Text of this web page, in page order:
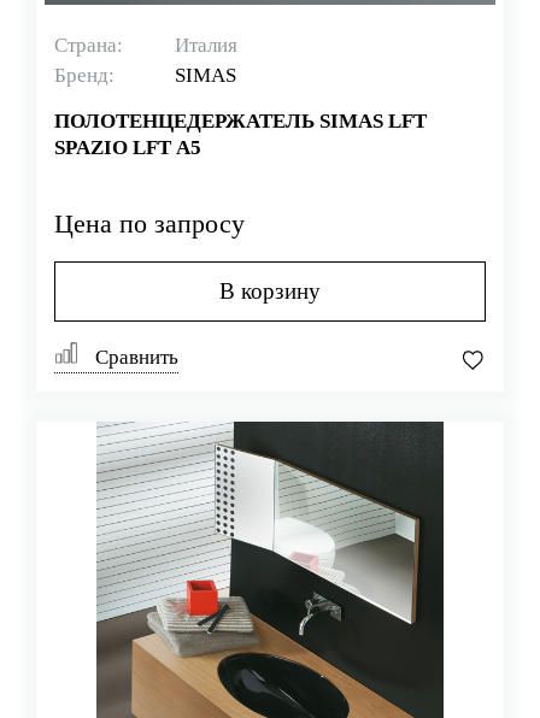
Страна:
Италия
Бренд:
SIMAS
ПОЛОТЕНЦЕДЕРЖАТЕЛЬ SIMAS LFT
SPAZIO LFT A5
Цена по запросу
В корзину
Сравнить